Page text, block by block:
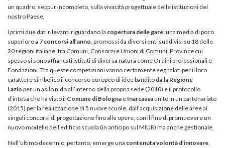
un quadro, seppur incompleto, sulla vivacità progettuale delle istituzioni del
nostro Paese.
I primi due dati rilevanti riguardano la copertura delle gare: una media di poco
superiore a 7 concorsi all’anno, promossi da diversi enti suddivisi su 18 delle
20 regioni italiane, tra Comuni, Consorzi e Unioni di Comuni, Province cui
spesso si sono affiancati istituti di diversa natura come Ordini professionali e
Fondazioni. Tra queste competizioni vanno certamente segnalati per il loro
carattere simbolico il concorso europeo di idee bandito dalla Regione
Lazio per un asilo nido all’interno della propria sede (2010) e il protocollo
d’intesa che ha visto il Comune di Bologna e Inarcassaunite in un partenariato
(2015) per la realizzazione di 5 nuove scuole, dall’acquisizione delle aree ai
singoli concorsi di progettazione fino alle opere, con il fine di promuovere un
nuovo modello dell’edificio scuola (in anticipo sul MIUR) ma anche gestionale.
Nell’ultimo decennio, pertanto, emerge una contenuta volontà d’innovare,